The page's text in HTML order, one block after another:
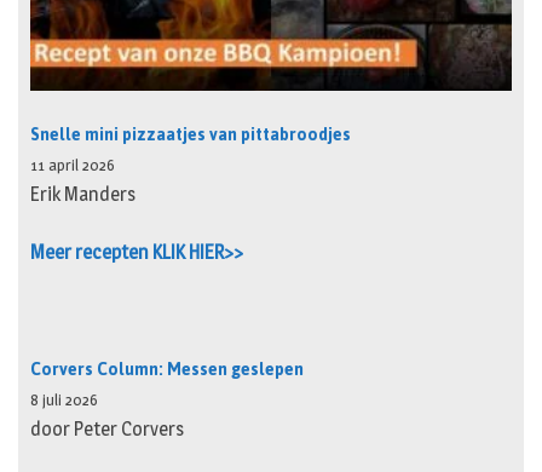
Snelle mini pizzaatjes van pittabroodjes
11 april 2026
Erik Manders
Meer recepten KLIK HIER>>
Corvers Column: Messen geslepen
8 juli 2026
door Peter Corvers